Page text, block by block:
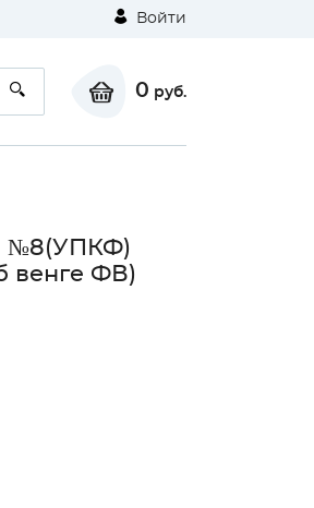
Войти
0 руб.
№8(УПКФ)
венге ФВ)